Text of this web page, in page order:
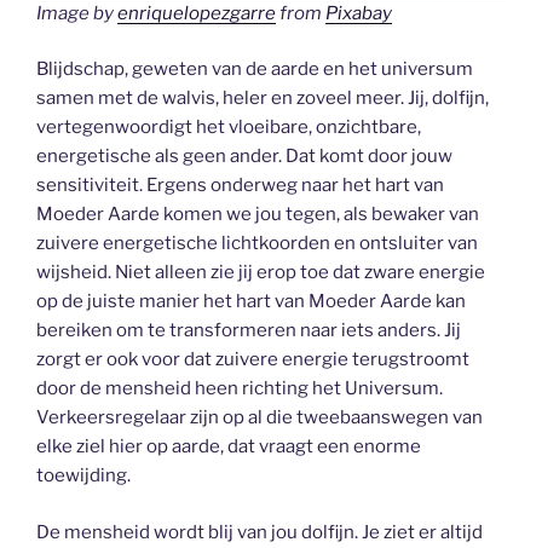
Image byenriquelopezgarrefrom Pixabay
Blijdschap, geweten van de aarde en het universum
samen met de walvis, heler en zoveel meer. Jij, dolfijn,
vertegenwoordigt het vloeibare, onzichtbare,
energetische als geen ander. Dat komt door jouw
sensitiviteit. Ergens onderweg naar het hart van
Moeder Aarde komen we jou tegen, als bewaker van
zuivere energetische lichtkoorden en ontsluiter van
wijsheid. Niet alleen zie jij erop toe dat zware energie
op de juiste manier het hart van Moeder Aarde kan
bereiken om te transformeren naar iets anders. Jij
zorgt er ook voor dat zuivere energie terugstroomt
door de mensheid heen richting het Universum.
Verkeersregelaar zijn op al die tweebaanswegen van
elke ziel hier op aarde, dat vraagt een enorme
toewijding.
De mensheid wordt blij van jou dolfijn. Je ziet er altijd